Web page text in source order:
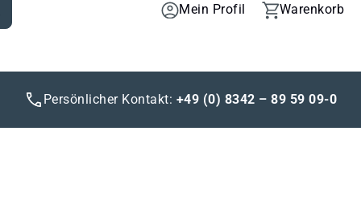
Mein Profil Warenkorb
Persönlicher Kontakt: +49 (0) 8342 – 89 59 09-0